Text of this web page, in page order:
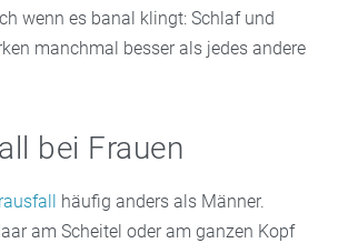
wenn es banal klingt: Schlaf und
manchmal besser als jedes andere
bei Frauen
häufig anders als Männer.
am Scheitel oder am ganzen Kopf